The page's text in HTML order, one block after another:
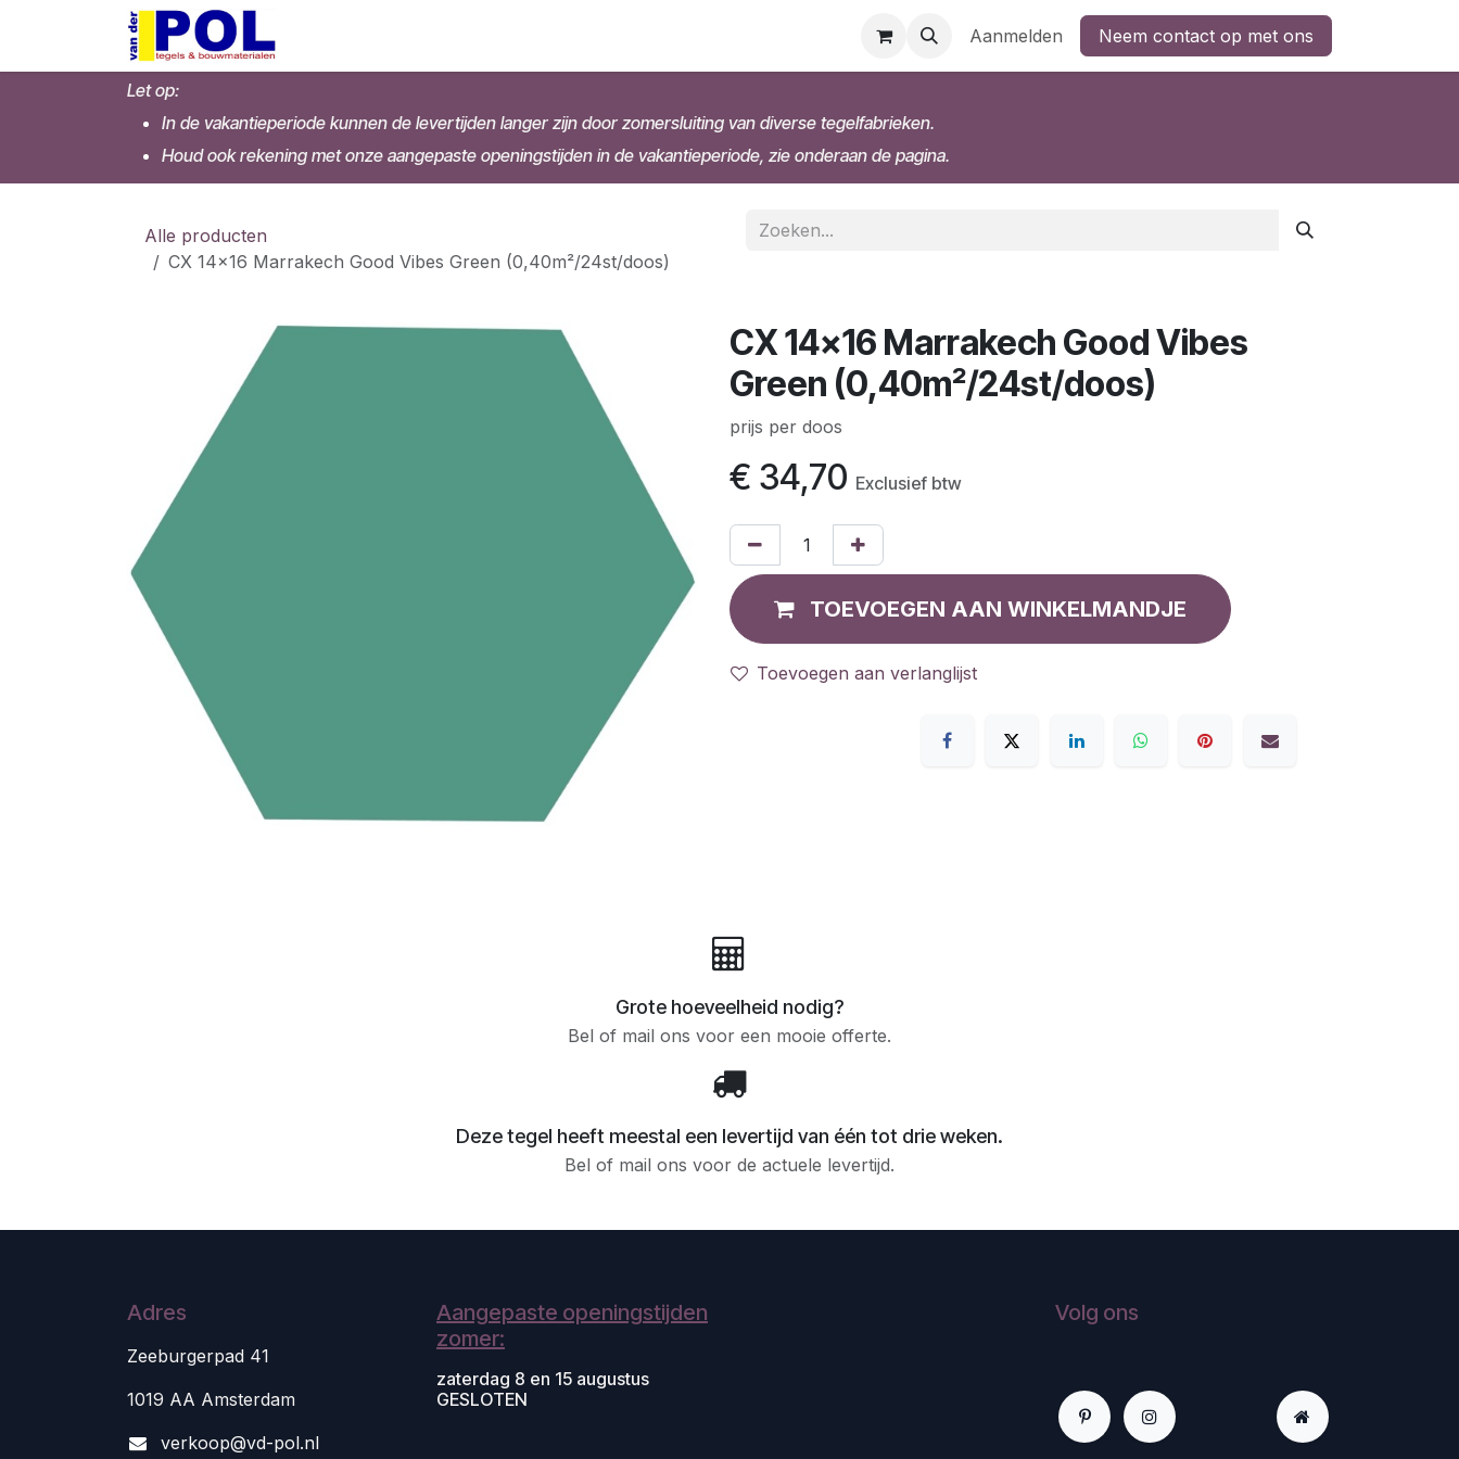
Overslaan naar inhoud
Aanmelden Neem contact op met ons
Let op:
In de vakantieperiode kunnen de levertijden langer zijn door zomersluiting van diverse tegelfabrieken.
Houd ook rekening met onze aangepaste openingstijden in de vakantieperiode, zie onderaan de pagina.
Alle producten
CX 14x16 Marrakech Good Vibes Green (0,40m²/24st/doos)
CX 14x16 Marrakech Good Vibes
Green (0,40m²/24st/doos)
prijs per doos
€ 34,70 Exclusief btw
TOEVOEGEN AAN WINKELMANDJE
Toevoegen aan verlanglijst
Grote hoeveelheid nodig?
Bel of mail ons voor een mooie offerte.
Deze tegel heeft meestal een levertijd van één tot drie weken.
Bel of mail ons voor de actuele levertijd.
Adres
Zeeburgerpad 41
1019 AA Amsterdam
verkoop@vd-pol.nl
Aangepaste openingstijden
zomer:
zaterdag 8 en 15 augustus
GESLOTEN
Volg ons